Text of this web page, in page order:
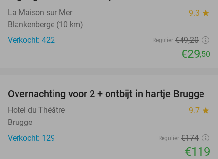
La Maison sur Mer 9.3 star
Blankenberge (10 km)
Verkocht: 422
Regulier €49,20
€29,50
32%
Overnachting voor 2 + ontbijt in hartje Brugge
Hotel du Théâtre 9.7 star
Brugge
Verkocht: 129
Regulier €174
€119